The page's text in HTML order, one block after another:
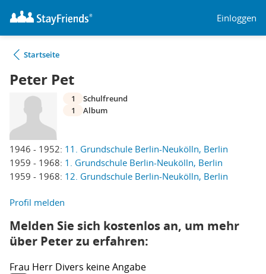
Einloggen
Startseite
Peter Pet
1946 - 1952: 11. Grundschule Berlin-Neukölln, Berlin
1959 - 1968: 1. Grundschule Berlin-Neukölln, Berlin
1959 - 1968: 12. Grundschule Berlin-Neukölln, Berlin
1
Schulfreund
1
Album
Profil melden
Melden Sie sich kostenlos an, um mehr
über Peter zu erfahren:
Frau Herr Divers keine Angabe